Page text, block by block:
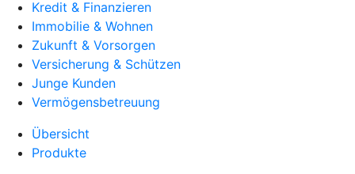
Kredit & Finanzieren
Immobilie & Wohnen
Zukunft & Vorsorgen
Versicherung & Schützen
Junge Kunden
Vermögensbetreuung
Übersicht
Produkte